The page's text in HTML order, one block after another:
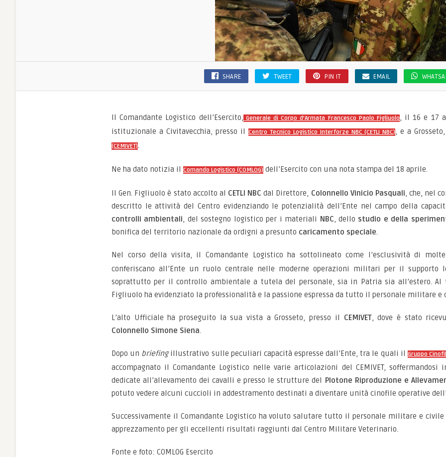
SHARE TWEET PIN IT EMAIL
Il Comandante Logistico dell’Esercito, Generale di Corpo d’Armata Francesco Paolo Figliuolo, il 16 e 17
istituzionale a Civitavecchia, presso il Centro Tecnico Logistico Interforze NBC (CETLI NBC), e a
(CEMIVET).
Ne ha dato notizia il Comando Logistico (COMLOG) dell’Esercito con una nota stampa del 18 aprile.
Il Gen. Figliuolo è stato accolto al CETLI NBC dal Direttore, Colonnello Vinicio Pasquali, che, nel
descritto le attività del Centro evidenziando le potenzialità dell’Ente nel campo della
controlli ambientali, del sostegno logistico per i materiali NBC, dello studio e della
bonifica del territorio nazionale da ordigni a presunto caricamento speciale.
Nel corso della visita, il Comandante Logistico ha sottolineato come l’esclusività di
conferiscano all’Ente un ruolo centrale nelle moderne operazioni militari per il supporto
soprattutto per il controllo ambientale a tutela del personale, sia in Patria sia all’estero. Al
Figliuolo ha evidenziato la professionalità e la passione espressa da tutto il personale militare e
L’alto Ufficiale ha proseguito la sua vista a Grosseto, presso il CEMIVET, dove è stato
Colonnello Simone Siena.
Dopo un briefingillustrativo sulle peculiari capacità espresse dall’Ente, tra le quali il Gruppo
accompagnato il Comandante Logistico nelle varie articolazioni del CEMIVET, soffermandosi
dedicate all’allevamento dei cavalli e presso le strutture del Plotone Riproduzione e
potuto vedere alcuni cuccioli in addestramento destinati a diventare unità cinofile operative
Successivamente il Comandante Logistico ha voluto salutare tutto il personale militare e civile
apprezzamento per gli eccellenti risultati raggiunti dal Centro Militare Veterinario.
Fonte e foto: COMLOG Esercito